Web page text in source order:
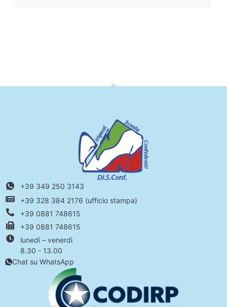
+39 349 250 3143
+39 328 384 2176 (ufficio stampa)
+39 0881 748615
+39 0881 748615
lunedì – venerdì
8.30 - 13.00
Chat su WhatsApp